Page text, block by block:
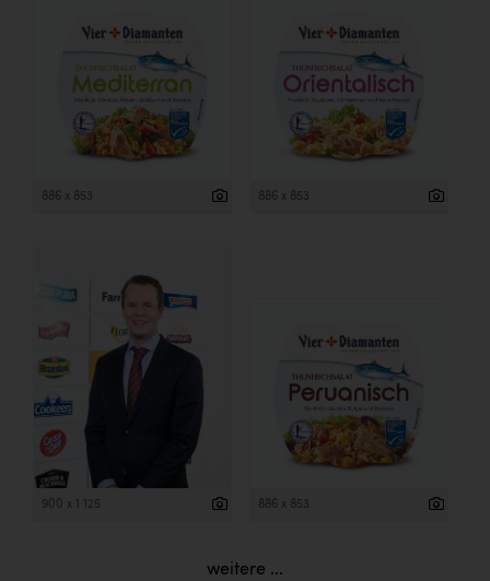
886 x 853 886 x 853
900 x 1 125 886 x 853
weitere ...